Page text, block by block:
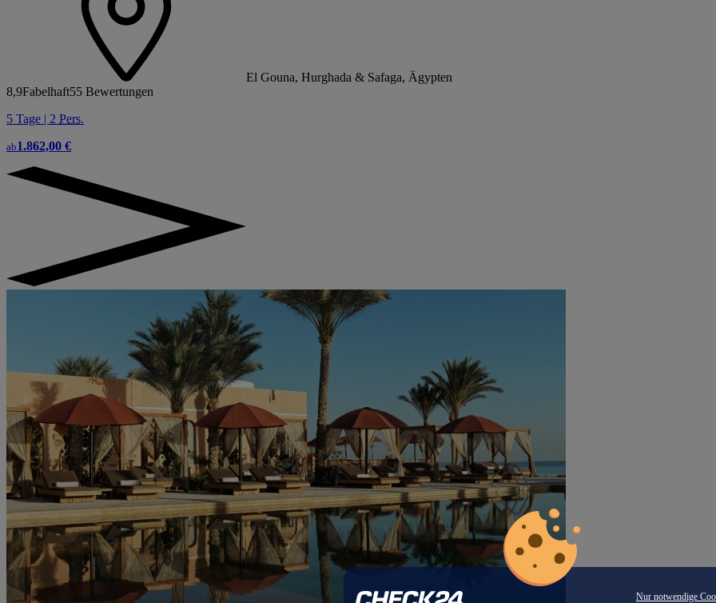
Nur notwendige
El Gouna, Hurghada & Safaga, Ägypten
8,9Fabelhaft55 Bewertungen
5 Tage | 2 Pers.
ab1.862,00 €